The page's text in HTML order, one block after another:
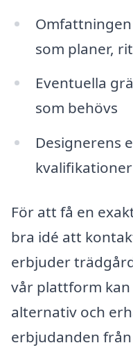
som planer,
Eventuella
som behövs
Designerens
kvalifikationer
För att få en
bra idé att
erbjuder
vår plattform
alternativ och
erbjudanden